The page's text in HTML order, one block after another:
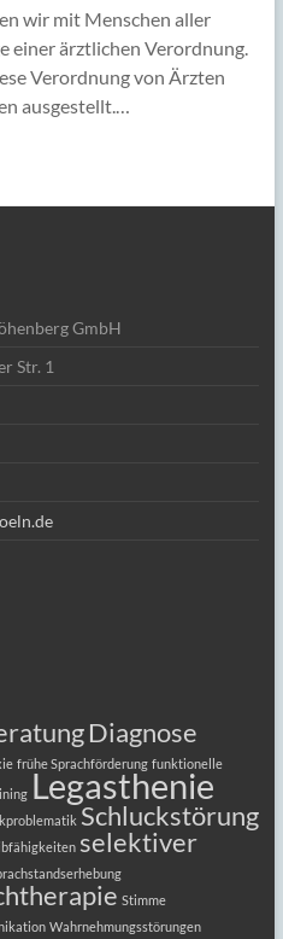
wir mit Menschen aller
einer ärztlichen Verordnung.
Verordnung von Ärzten
ausgestellt.…
GmbH
Str. 1
Diagnose
frühe Sprachförderung funktionelle
Legasthenie
Schluckstörung
selektiver
Stimme
Wahrnehmungsstörungen